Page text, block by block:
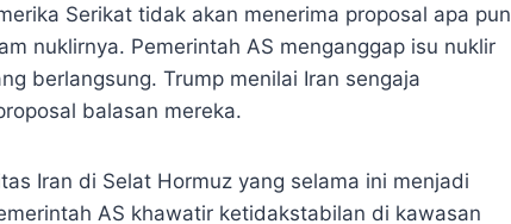
Serikat tidak akan menerima proposal apa pun
nuklirnya. Pemerintah AS menganggap isu nuklir
berlangsung. Trump menilai Iran sengaja
balasan mereka.
Iran di Selat Hormuz yang selama ini menjadi
AS khawatir ketidakstabilan di kawasan